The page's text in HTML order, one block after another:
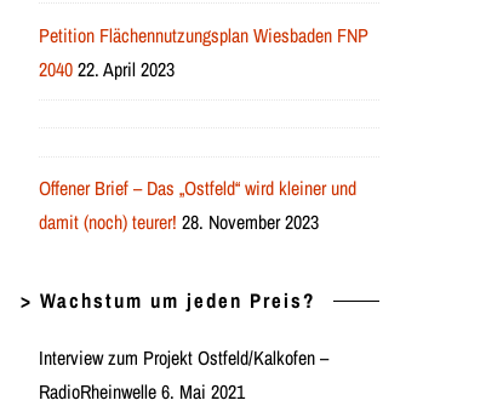
Petition Flächennutzungsplan Wiesbaden FNP
2040 22. April 2023
Offener Brief – Das „Ostfeld“ wird kleiner und
damit (noch) teurer! 28. November 2023
> Wachstum um jeden Preis?
Interview zum Projekt Ostfeld/Kalkofen –
RadioRheinwelle 6. Mai 2021